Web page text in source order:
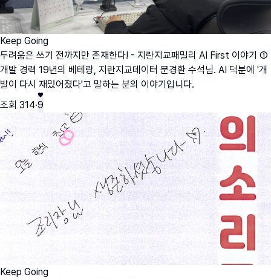
Keep Going
두려움은 쓰기 전까지만 존재한다! - 지란지교패밀리 AI First 이야기 ①
개발 경력 19년의 베테랑, 지란지교데이터 문경환 수석님. AI 덕분에 '개
발이 다시 재밌어졌다'고 말하는 분의 이야기입니다.
조회 314·9
Keep Going